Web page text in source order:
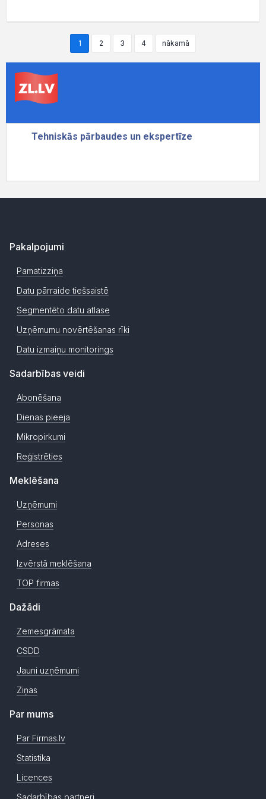
1 2 3 4 nākamā
Pakalpojumi
Pamatizziņa
Datu pārraide tiešsaistē
Segmentēto datu atlase
Uzņēmumu novērtēšanas rīki
Datu izmaiņu monitorings
Sadarbības veidi
Abonēšana
Dienas pieeja
Mikropirkumi
Reģistrēties
Meklēšana
Uzņēmumi
Personas
Adreses
Izvērstā meklēšana
TOP firmas
Dažādi
Zemesgrāmata
CSDD
Jauni uzņēmumi
Ziņas
Par mums
Par Firmas.lv
Statistika
Licences
Sadarbības partneri